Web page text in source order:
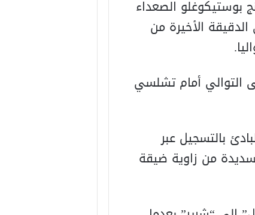
بوستيكوغلو الصعداء
الأخيرة من
التوالي أمام تشلسي
بالتسجيل عبر
من زاوية ضيقة